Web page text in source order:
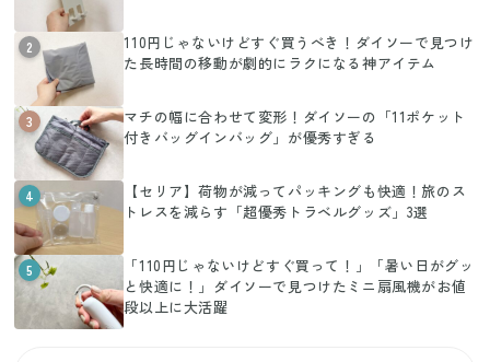
2
110円じゃないけどすぐ買うべき！ダイソーで見つけ
た長時間の移動が劇的にラクになる神アイテム
3
マチの幅に合わせて変形！ダイソーの「11ポケット
付きバッグインバッグ」が優秀すぎる
4
【セリア】荷物が減ってパッキングも快適！旅のス
トレスを減らす「超優秀トラベルグッズ」3選
5
「110円じゃないけどすぐ買って！」「暑い日がグッ
と快適に！」ダイソーで見つけたミニ扇風機がお値
段以上に大活躍